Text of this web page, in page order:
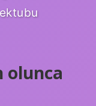
olunca